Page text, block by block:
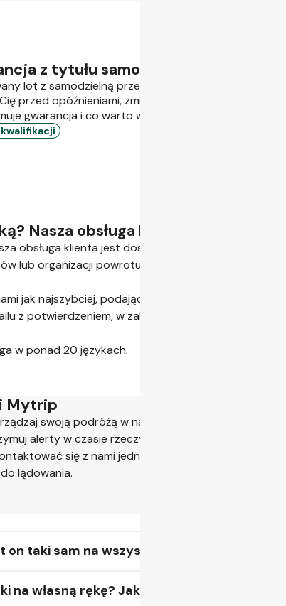
z tytułu samodzielnej przesiadki
lot z samodzielną przesiadką? Dowiedz się, w jaki
przed opóźnieniami, zmianami rozkładu,
gwarancja i co warto wiedzieć przed podróżą.
Nasza obsługa klienta chętnie Ci
obsługa klienta jest dostępna przez całą dobę i
lub organizacji powrotu na lotnisko wylotu, zależnie
jak najszybciej, podając numer zamówienia.
z potwierdzeniem, w zakładce Moje rezerwacje lub
w ponad 20 językach.
Mytrip
swoją podróżą w naszej bezpłatnej aplikacji.
alerty w czasie rzeczywistym i pomocne
się z nami jednym kliknięciem.
lądowania.
taki sam na wszystkich lotniskach?
własną rękę? Jak wpłynie to na mój